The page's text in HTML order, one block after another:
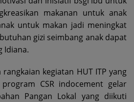
makanan untuk anak
untuk makan jadi meningkat
gizi seimbang anak dapat
Idiana.
kegiatan HUT ITP yang
CSR indocement gelar
Pangan Lokal yang diikuti